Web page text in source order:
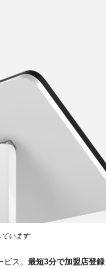
います
ス。 最短3分で加盟店登録